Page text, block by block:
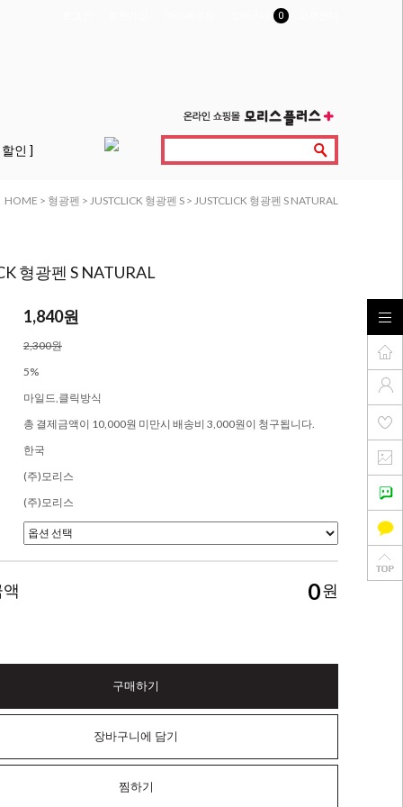
0
인 ]
HOME > 형광펜 > JUSTCLICK 형광펜 S > JUSTCLICK 형광펜 S NATURAL
형광펜 S NATURAL
1,840원
2,300원
5%
마일드,클릭방식
총 결제금액이 10,000원 미만시 배송비 3,000원이 청구됩니다.
한국
(주)모리스
(주)모리스
0원
구매하기
장바구니에 담기
찜하기